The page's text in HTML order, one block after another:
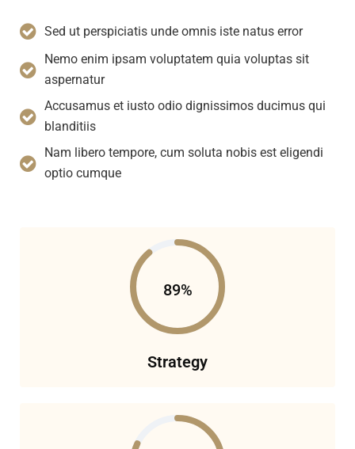
Sed ut perspiciatis unde omnis iste natus error
Nemo enim ipsam voluptatem quia voluptas sit
aspernatur
Accusamus et iusto odio dignissimos ducimus qui
blanditiis
Nam libero tempore, cum soluta nobis est eligendi
optio cumque
89%
Strategy